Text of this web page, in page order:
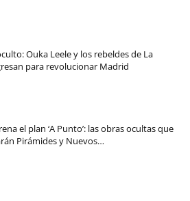
Ouka Leele y los rebeldes de La
para revolucionar Madrid
el plan ‘A Punto’: las obras ocultas que
Pirámides y Nuevos…